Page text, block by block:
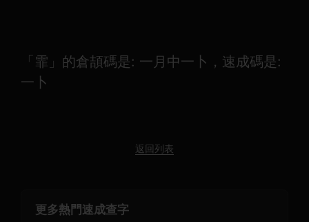
「霏」的倉頡碼是: 一月中一卜，速成碼是:
一卜
返回列表
更多熱門速成查字